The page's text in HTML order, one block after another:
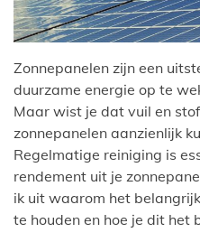
Zonnepanelen zijn een
duurzame energie op te
Maar wist je dat vuil en
zonnepanelen aanzienlijk
Regelmatige reiniging is
rendement uit je
ik uit waarom het
te houden en hoe je dit het